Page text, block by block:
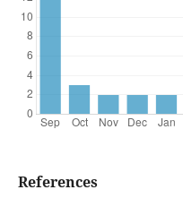
References